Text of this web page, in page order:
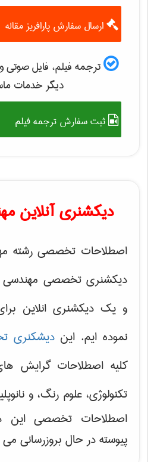
ارسال سفارش پارافریز مقاله
ترجمه فیلم، فایل صوتی
دیگر خدمات
ثبت سفارش ترجمه فیلم
دیکشنری آنلاین
اصطلاحات تخصصی رشته
دیکشنری تخصصی مهندسی
و یک دیکشنری انلاین
نموده ایم. ایندیشکنری
کلیه اصطلاحات گرایش
تکنولوژی، علوم رنگ، و
اصطلاحات تخصصی این
پیوسته در حال بروزرسانی